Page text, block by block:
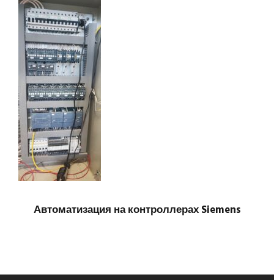
Автоматизация на контроллерах Siemens